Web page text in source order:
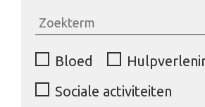
Bloed
Sociale activiteiten